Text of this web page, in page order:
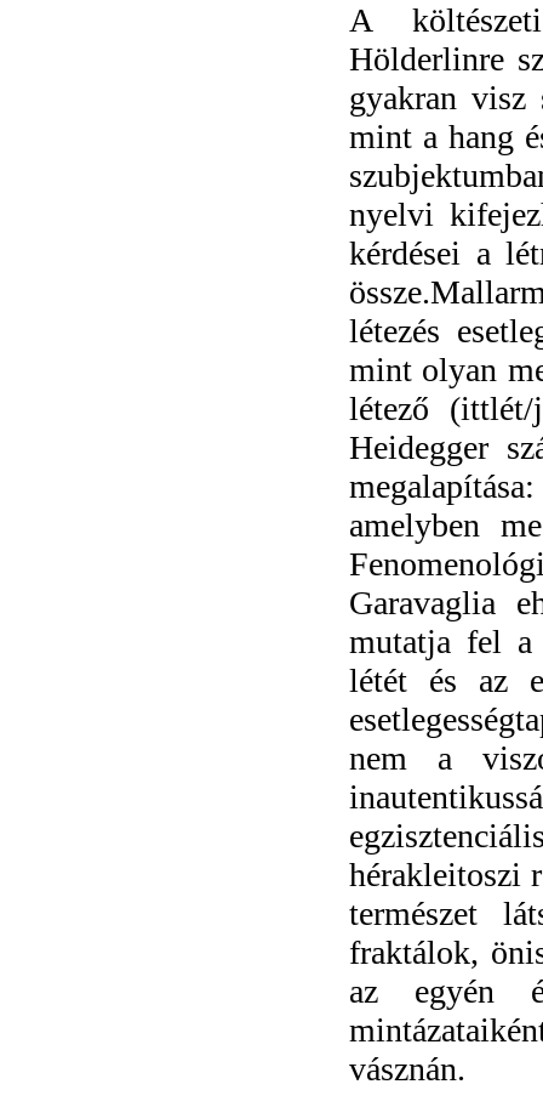
A
Hölderlinre
gyakran visz
mint a hang
nyelvi
kérdései a
létezés
mint olyan
létező (ittlét/
Heidegger
amelyben
Garavaglia
mutatja fel a
létét és az
nem a
hérakleitoszi
természet
fraktálok,
az egyén
vásznán.